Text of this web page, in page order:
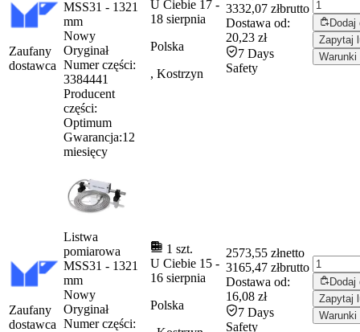
Zaufany
dostawca
MSS31 - 1321
mm
Nowy
Oryginał
Numer części:
3384441
Producent
części:
Optimum
Gwarancja:12
miesięcy
U Ciebie 17 -
18 sierpnia
Polska
, Kostrzyn
3332,07 złbrutto
Dostawa od:
20,23 zł
7 Days
Safety
Zapytaj
Warunki
Zaufany
dostawca
Listwa
pomiarowa
MSS31 - 1321
mm
Nowy
Oryginał
Numer części:
1 szt.
U Ciebie 15 -
16 sierpnia
Polska
2573,55 złnetto
3165,47 złbrutto
Dostawa od:
16,08 zł
7 Days
Safety
Zapytaj
Warunki